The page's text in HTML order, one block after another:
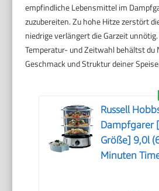
empfindliche Lebensmittel im
zuzubereiten. Zu hohe Hitze zerstört
niedrige verlängert die Garzeit
Temperatur- und Zeitwahl behältst du
Geschmack und Struktur deiner
Russell
Dampfgarer
Größe] 9,0l
Minuten